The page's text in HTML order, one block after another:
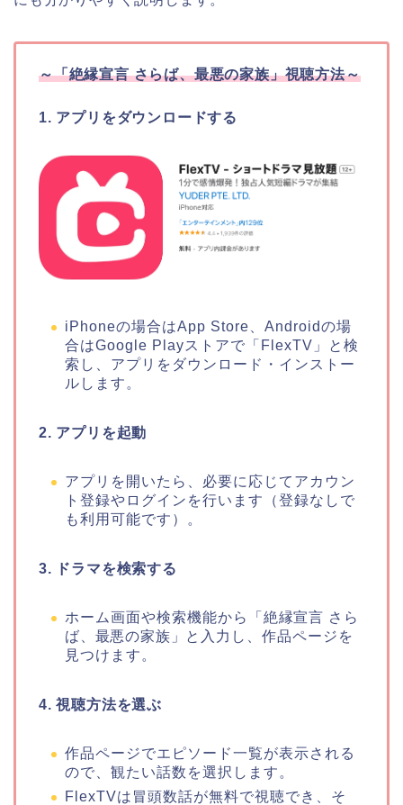
～「絶縁宣言 さらば、最悪の家族」視聴方法～
1. アプリをダウンロードする
iPhoneの場合はApp Store、Androidの場
合はGoogle Playストアで「FlexTV」と検
索し、アプリをダウンロード・インストー
ルします。
2. アプリを起動
アプリを開いたら、必要に応じてアカウン
ト登録やログインを行います（登録なしで
も利用可能です）。
3. ドラマを検索する
ホーム画面や検索機能から
「絶縁宣言 さら
ば、最悪の家族」 と入力し、作品ページを
見つけます。
4. 視聴方法を選ぶ
作品ページでエピソード一覧が表示される
ので、観たい話数を選択します。
FlexTVは冒頭数話が無料で視聴でき、そ